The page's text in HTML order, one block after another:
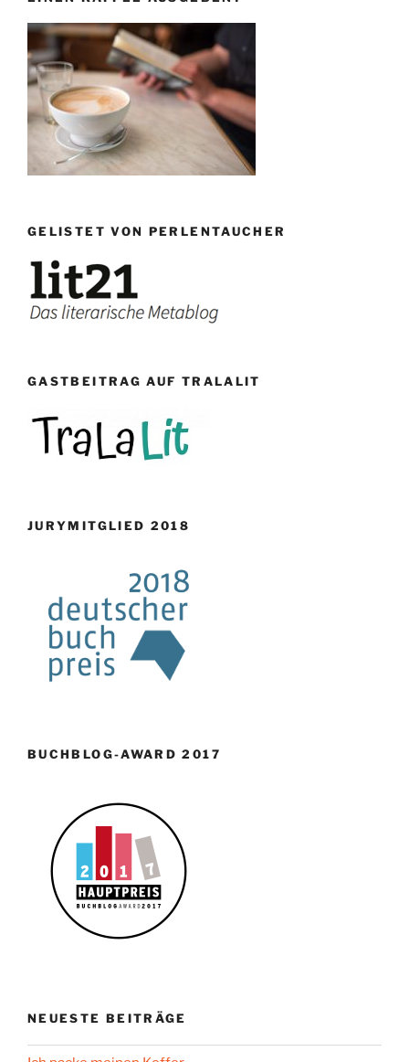
GELISTET VON PERLENTAUCHER
GASTBEITRAG AUF TRALALIT
JURYMITGLIED 2018
BUCHBLOG-AWARD 2017
NEUESTE BEITRÄGE